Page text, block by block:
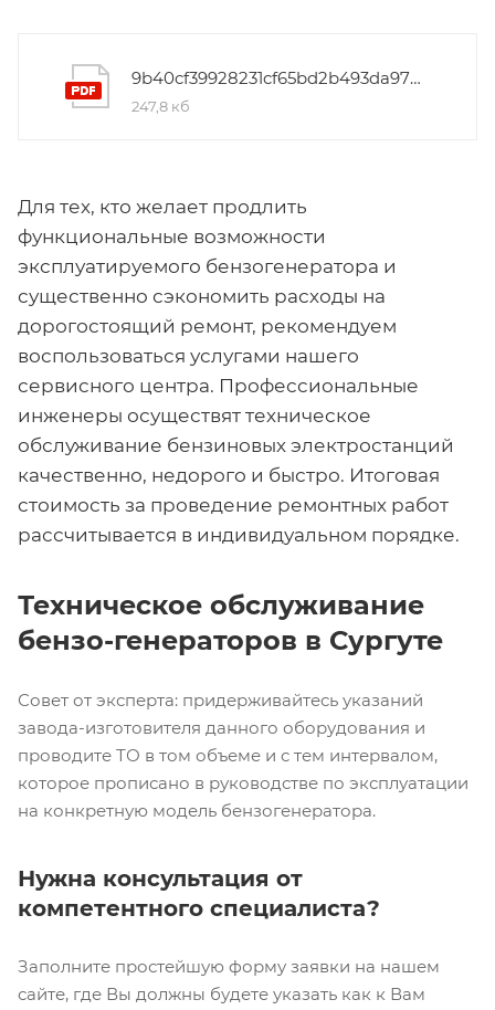
9b40cf39928231cf65bd2b493da978c4
247,8 кб
Для тех, кто желает продлить
функциональные возможности
эксплуатируемого бензогенератора и
существенно сэкономить расходы на
дорогостоящий ремонт, рекомендуем
воспользоваться услугами нашего
сервисного центра. Профессиональные
инженеры осуществят техническое
обслуживание бензиновых электростанций
качественно, недорого и быстро. Итоговая
стоимость за проведение ремонтных работ
рассчитывается в индивидуальном порядке.
Техническое обслуживание
бензо-генераторов в Сургуте
Совет от эксперта: придерживайтесь указаний
завода-изготовителя данного оборудования и
проводите ТО в том объеме и с тем интервалом,
которое прописано в руководстве по эксплуатации
на конкретную модель бензогенератора.
Нужна консультация от
компетентного специалиста?
Заполните простейшую форму заявки на нашем
сайте, где Вы должны будете указать как к Вам